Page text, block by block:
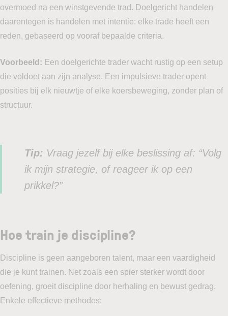
overmoed na een winstgevende trad. Doelgericht handelen
daarentegen is handelen met intentie: elke trade heeft een
reden, gebaseerd op vooraf bepaalde criteria.
Voorbeeld: Een doelgerichte trader wacht rustig op een setup
die voldoet aan zijn analyse. Een impulsieve trader opent
posities bij elk nieuwtje of elke koersbeweging, zonder plan of
structuur.
Tip: Vraag jezelf bij elke beslissing af: “Volg
ik mijn strategie, of reageer ik op een
prikkel?”
Hoe train je discipline?
Discipline is geen aangeboren talent, maar een vaardigheid
die je kunt trainen. Net zoals een spier sterker wordt door
oefening, groeit discipline door herhaling en bewust gedrag.
Enkele effectieve methodes: